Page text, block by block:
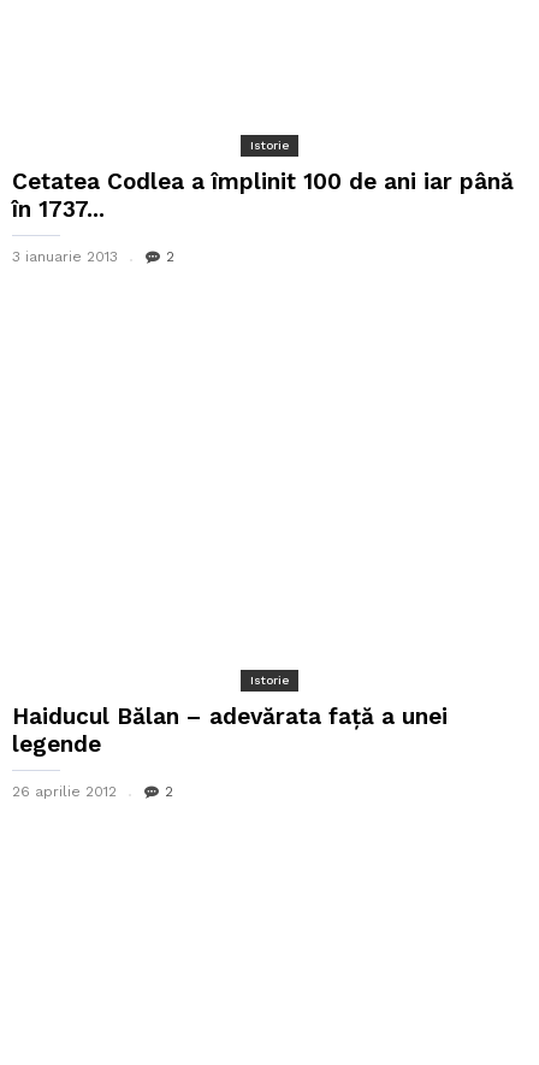
Istorie
Cetatea Codlea a împlinit 100 de ani iar până
în 1737...
3 ianuarie 2013 2
Istorie
Haiducul Bălan – adevărata față a unei
legende
26 aprilie 2012 2